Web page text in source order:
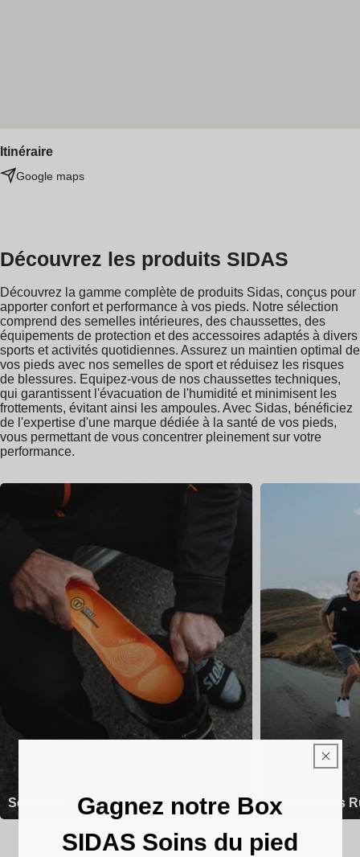
Itinéraire
Google maps
Découvrez les produits SIDAS
Découvrez la gamme complète de produits Sidas, conçus pour
apporter confort et performance à vos pieds. Notre sélection
comprend des semelles intérieures, des chaussettes, des
équipements de protection et des accessoires adaptés à divers
sports et activités quotidiennes. Assurez un maintien optimal de
vos pieds avec nos semelles de sport et réduisez les risques
de blessures. Equipez-vous de nos chaussettes techniques,
qui garantissent l'évacuation de l'humidité et minimisent les
frottements, évitant ainsi les ampoules. Avec Sidas, bénéficiez
de l'expertise d'une marque dédiée à la santé de vos pieds,
vous permettant de vous concentrer pleinement sur votre
performance.
Semelles Chaussettes
Gagnez notre Box
SIDAS Soins du pied